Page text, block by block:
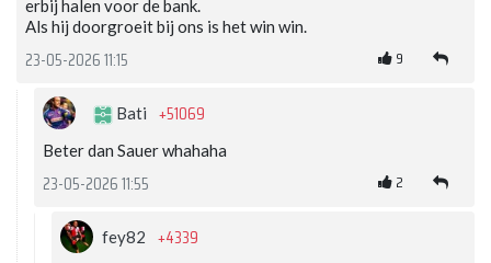
erbij halen voor de bank.
Als hij doorgroeit bij ons is het win win.
23-05-2026 11:15 9
Bati +51069
Beter dan Sauer whahaha
23-05-2026 11:55 2
fey82 +4339